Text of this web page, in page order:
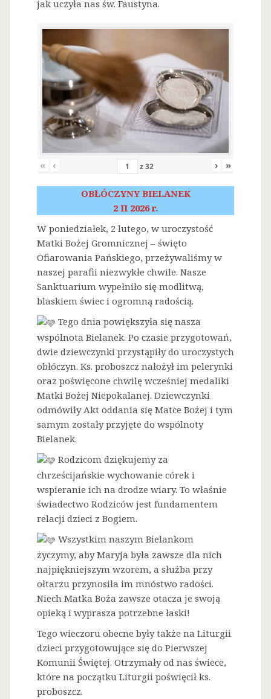
jak uczyła nas św. Faustyna.
« ‹ z32 › »
OBŁÓCZYNY BIELANEK
2 II 2026 r.
W poniedziałek, 2 lutego, w uroczystość
Matki Bożej Gromnicznej – święto
Ofiarowania Pańskiego, przeżywaliśmy w
naszej parafii niezwykłe chwile. Nasze
Sanktuarium wypełniło się modlitwą,
blaskiem świec i ogromną radością.
Tego dnia powiększyła się nasza
wspólnota Bielanek. Po czasie przygotowań,
dwie dziewczynki przystąpiły do uroczystych
obłóczyn. Ks. proboszcz nałożył im pelerynki
oraz poświęcone chwilę wcześniej medaliki
Matki Bożej Niepokalanej. Dziewczynki
odmówiły Akt oddania się Matce Bożej i tym
samym zostały przyjęte do wspólnoty
Bielanek.
Rodzicom dziękujemy za
chrześcijańskie wychowanie córek i
wspieranie ich na drodze wiary. To właśnie
świadectwo Rodziców jest fundamentem
relacji dzieci z Bogiem.
Wszystkim naszym Bielankom
życzymy, aby Maryja była zawsze dla nich
najpiękniejszym wzorem, a służba przy
ołtarzu przynosiła im mnóstwo radości.
Niech Matka Boża zawsze otacza je swoją
opieką i wyprasza potrzebne łaski!
Tego wieczoru obecne były także na Liturgii
dzieci przygotowujące się do Pierwszej
Komunii Świętej. Otrzymały od nas świece,
które na początku Liturgii poświęcił ks.
proboszcz.